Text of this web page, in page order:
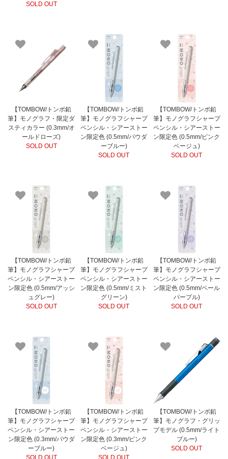
SOLD OUT
【TOMBOW/トンボ鉛
筆】モノグラフ・限定ダ
スティカラー (0.3mm/オ
ールドローズ)
SOLD OUT
【TOMBOW/トンボ鉛
筆】モノグラフシャープ
ペンシル・シアーストー
ン限定色 (0.5mm/パウダ
ーブルー)
SOLD OUT
【TOMBOW/トンボ鉛
筆】モノグラフシャープ
ペンシル・シアーストー
ン限定色 (0.5mm/ピンク
ベージュ)
SOLD OUT
【TOMBOW/トンボ鉛
筆】モノグラフシャープ
ペンシル・シアーストー
ン限定色 (0.5mm/アッシ
ュグレー)
SOLD OUT
【TOMBOW/トンボ鉛
筆】モノグラフシャープ
ペンシル・シアーストー
ン限定色 (0.5mm/ミスト
グリーン)
SOLD OUT
【TOMBOW/トンボ鉛
筆】モノグラフシャープ
ペンシル・シアーストー
ン限定色 (0.5mm/ペール
パープル)
SOLD OUT
【TOMBOW/トンボ鉛
筆】モノグラフシャープ
ペンシル・シアーストー
ン限定色 (0.3mm/パウダ
ーブルー)
SOLD OUT
【TOMBOW/トンボ鉛
筆】モノグラフシャープ
ペンシル・シアーストー
ン限定色 (0.3mm/ピンク
ベージュ)
SOLD OUT
【TOMBOW/トンボ鉛
筆】モノグラフ・グリッ
プモデル (0.5mm/ライト
ブルー)
SOLD OUT